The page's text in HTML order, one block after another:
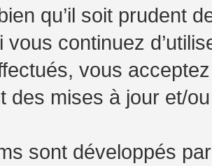
qu’il soit prudent
vous continuez
vous
des mises à jour et/
sont développés